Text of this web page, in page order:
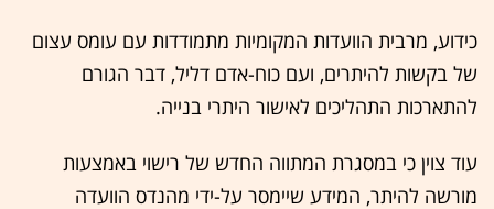
כידוע, מרבית הוועדות המקומיות מתמודדות עם עומס עצום
של בקשות להיתרים, ועם כוח-אדם דליל, דבר הגורם
להתארכות התהליכים לאישור היתרי בנייה.
עוד צוין כי במסגרת המתווה החדש של רישוי באמצעות
מורשה להיתר, המידע שיימסר על-ידי מהנדס הוועדה